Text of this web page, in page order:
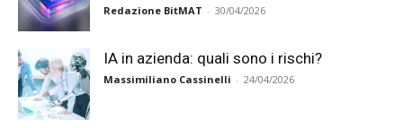
Redazione BitMAT - 30/04/2026
IA in azienda: quali sono i rischi?
Massimiliano Cassinelli - 24/04/2026